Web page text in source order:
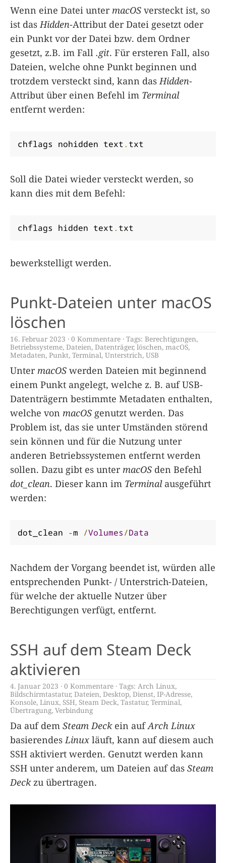
Wenn eine Datei unter macOS versteckt ist, so
ist das Hidden-Attribut der Datei gesetzt oder
ein Punkt vor der Datei bzw. dem Ordner
gesetzt, z.B. im Fall .git. Für ersteren Fall, also
Dateien, welche ohne Punkt beginnen und
trotzdem versteckt sind, kann das Hidden-
Attribut über einen Befehl im Terminal
entfernt werden:
chflags nohidden text. txt
Soll die Datei wieder versteckt werden, so
kann dies mit dem Befehl:
chflags hidden text. txt
bewerkstelligt werden.
Punkt-Dateien unter macOS
löschen
16. Februar 2023 0 Kommentare Tags: Berechtigungen,
Betriebssysteme, Dateien, Datenträger,löschen, macOS,
Metadaten, Punkt, Terminal, Unterstrich, USB
Unter macOS werden Dateien mit beginnend
einem Punkt angelegt, welche z. B. auf USB-
Datenträgern bestimmte Metadaten enthalten,
welche von macOS genutzt werden. Das
Problem ist, das sie unter Umständen störend
sein können und für die Nutzung unter
anderen Betriebssystemen entfernt werden
sollen. Dazu gibt es unter macOS den Befehl
dot_clean. Dieser kann im Terminalausgeführt
werden:
dot_clean -m /Volumes/Data
Nachdem der Vorgang beendet ist, würden alle
entsprechenden Punkt- / Unterstrich-Dateien,
für welche der aktuelle Nutzer über
Berechtigungen verfügt, entfernt.
SSH auf dem Steam Deck
aktivieren
4. Januar 2023 0 Kommentare Tags: Arch Linux,
Bildschirmtastatur, Dateien, Desktop, Dienst, IP-Adresse,
Konsole, Linux, SSH, Steam Deck, Tastatur, Terminal,
Übertragung, Verbindung
Da auf dem Steam Deckein aufArch Linux
basierendes Linux läuft, kann auf diesem auch
SSH aktiviert werden. Genutzt werden kann
SSH unter anderem, um Dateien auf das Steam
Deckzu übertragen.